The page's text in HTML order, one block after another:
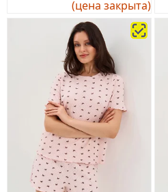
(цена закрыта)